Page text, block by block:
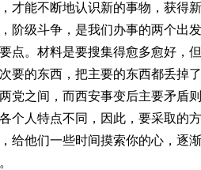
才能不断地认识新的事物，获得
阶级斗争，是我们办事的两个出
点。材料是要搜集得愈多愈好，
要的东西，把主要的东西都丢掉
党之间，而西安事变后主要矛盾
个人特点不同，因此，要采取的
给他们一些时间摸索你的心，逐